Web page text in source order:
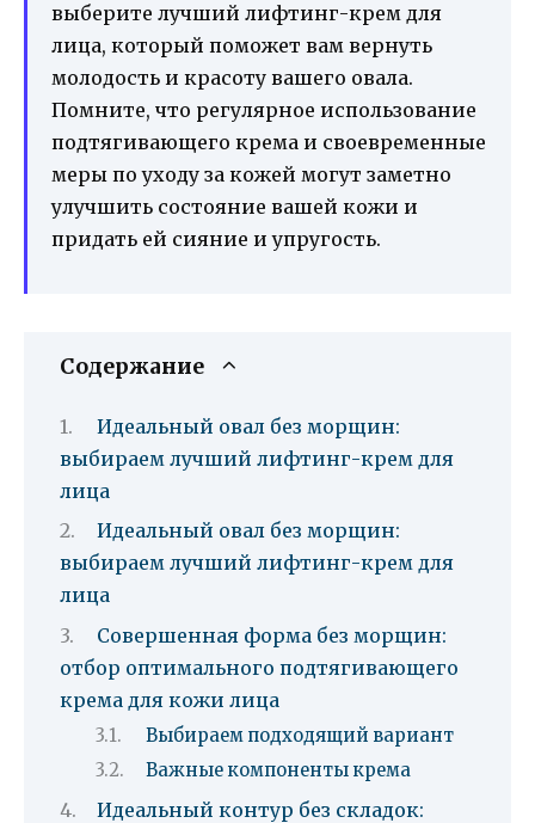
выберите лучший лифтинг-крем для
лица, который поможет вам вернуть
молодость и красоту вашего овала.
Помните, что регулярное использование
подтягивающего крема и своевременные
меры по уходу за кожей могут заметно
улучшить состояние вашей кожи и
придать ей сияние и упругость.
Содержание
Идеальный овал без морщин:
выбираем лучший лифтинг-крем для
лица
Идеальный овал без морщин:
выбираем лучший лифтинг-крем для
лица
Совершенная форма без морщин:
отбор оптимального подтягивающего
крема для кожи лица
Выбираем подходящий вариант
Важные компоненты крема
Идеальный контур без складок: